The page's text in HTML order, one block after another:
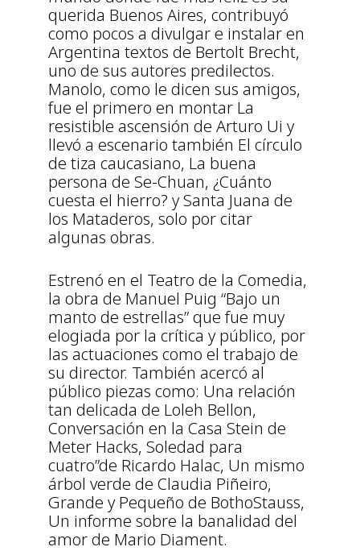
querida Buenos Aires, contribuyó
como pocos a divulgar e instalar en
Argentina textos de Bertolt Brecht,
uno de sus autores predilectos.
Manolo, como le dicen sus amigos,
fue el primero en montar La
resistible ascensión de Arturo Ui y
llevó a escenario también El círculo
de tiza caucasiano, La buena
persona de Se-Chuan, ¿Cuánto
cuesta el hierro? y Santa Juana de
los Mataderos, solo por citar
algunas obras.
Estrenó en el Teatro de la Comedia,
la obra de Manuel Puig “Bajo un
manto de estrellas” que fue muy
elogiada por la crítica y público, por
las actuaciones como el trabajo de
su director. También acercó al
público piezas como: Una relación
tan delicada de Loleh Bellon,
Conversación en la Casa Stein de
Meter Hacks, Soledad para
cuatro”de Ricardo Halac, Un mismo
árbol verde de Claudia Piñeiro,
Grande y Pequeño de BothoStauss,
Un informe sobre la banalidad del
amor de Mario Diament.